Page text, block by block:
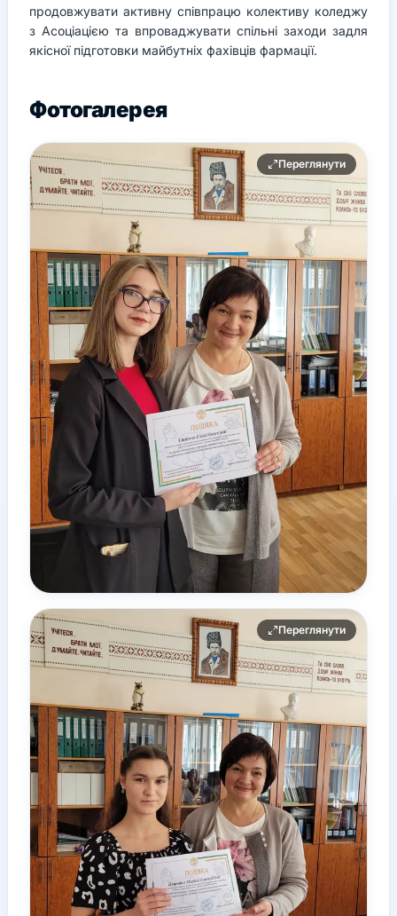
продовжувати активну співпрацю колективу коледжу
з Асоціацією та впроваджувати спільні заходи задля
якісної підготовки майбутніх фахівців фармації.
Фотогалерея
Переглянути
Переглянути